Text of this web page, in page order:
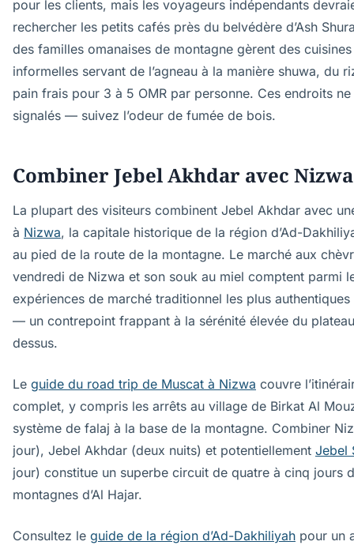
pour les clients, mais les voyageurs indépendants
rechercher les petits cafés près du belvédère d’Ash
des familles omanaises de montagne gèrent des cuisines
informelles servant de l’agneau à la manière shuwa, du
pain frais pour 3 à 5 OMR par personne. Ces endroits
signalés — suivez l’odeur de fumée de bois.
Combiner Jebel Akhdar avec Nizwa
La plupart des visiteurs combinent Jebel Akhdar avec
à Nizwa, la capitale historique de la région d’Ad-
au pied de la route de la montagne. Le marché aux
vendredi de Nizwa et son souk au miel comptent parmi
expériences de marché traditionnel les plus authentiques
— un contrepoint frappant à la sérénité élevée du
dessus.
Le guide du road trip de Muscat à Nizwa couvre
complet, y compris les arrêts au village de Birkat Al
système de falaj à la base de la montagne. Combiner
jour), Jebel Akhdar (deux nuits) et potentiellement Jebel
jour) constitue un superbe circuit de quatre à cinq jours
montagnes d’Al Hajar.
Consultez le guide de la région d’Ad-Dakhiliyah pour un